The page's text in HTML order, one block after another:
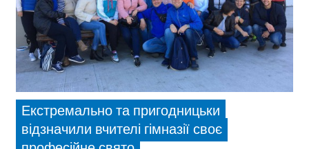
Екстремально та пригодницьки
відзначили вчителі гімназії своє